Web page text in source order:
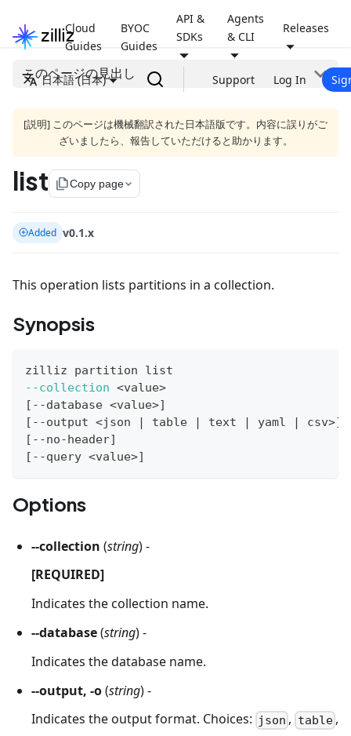
Cloud
Guides
BYOC
Guides
API &
SDKs
Agents
& CLI
Releases
日本語 (日本) Support Log In
このページの見出し
[説明] このページは機械翻訳された日本語版です。内容に誤りがご
ざいましたら、報告していただけると助かります。
list file_copyCopy page
Added v0.1.x
This operation lists partitions in a collection.
Synopsis
zilliz partition list
--collection <value>
[ --database <value>]
[ --output <json | table | text | yaml | csv>]
[ --no-header]
[ --query <value>]
Options
--collection (string) -
[REQUIRED]
Indicates the collection name.
--database(string) -
Indicates the database name.
--output, -o(string) -
Indicates the output format. Choices: json , table,